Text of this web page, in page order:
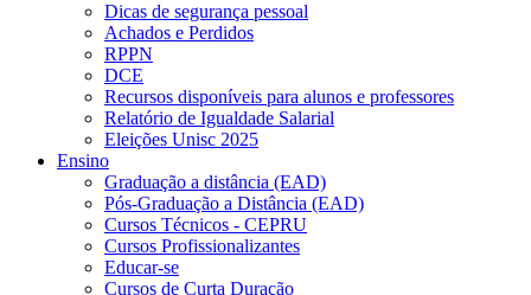
Dicas de segurança pessoal
Achados e Perdidos
RPPN
DCE
Recursos disponíveis para alunos e professores
Relatório de Igualdade Salarial
Eleições Unisc 2025
Ensino
Graduação a distância (EAD)
Pós-Graduação a Distância (EAD)
Cursos Técnicos - CEPRU
Cursos Profissionalizantes
Educar-se
Cursos de Curta Duração